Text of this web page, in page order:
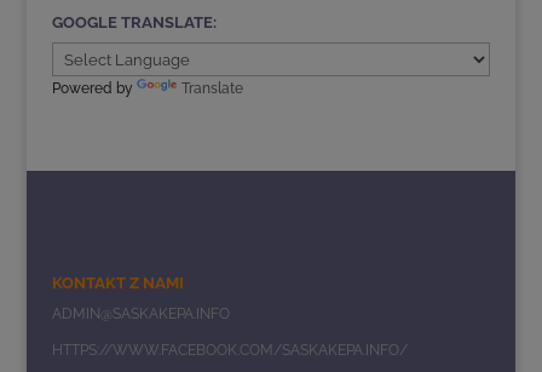
GOOGLE TRANSLATE:
Powered by Translate
KONTAKT Z NAMI
ADMIN@SASKAKEPA.INFO
HTTPS://WWW.FACEBOOK.COM/SASKAKEPA.INFO/